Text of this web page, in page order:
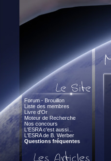
Forum - Brouillon
Liste des membres
Livre d'Or
Moteur de Recherche
Nos concours
L'ESRA c'est aussi...
L'ESRA de B. Werber
Questions fréquentes